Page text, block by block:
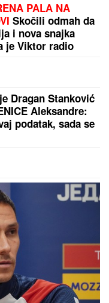
PALA NA
Skočili odmah da
i nova snajka
je Viktor radio
Dragan Stanković
Aleksandre:
podatak, sada se